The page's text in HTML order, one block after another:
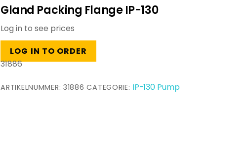
Gland Packing Flange IP-130
Log in to see prices
LOG IN TO ORDER
31886
ARTIKELNUMMER: 31886 CATEGORIE: IP-130 Pump